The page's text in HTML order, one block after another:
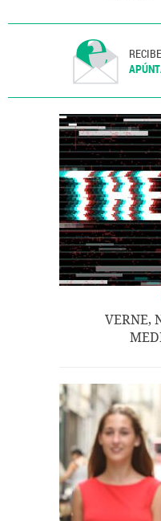
VERNE,